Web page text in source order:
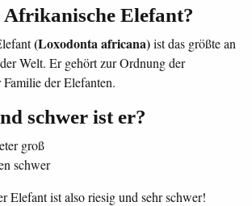
Afrikanische Elefant?
(Loxodonta africana)ist das größte an
Welt. Er gehört zur Ordnung der
der Elefanten.
schwer ist er?
groß
schwer
Elefant ist also riesig und sehr schwer!